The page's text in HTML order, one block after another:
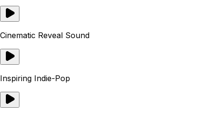
Cinematic Reveal Sound
Inspiring Indie-Pop